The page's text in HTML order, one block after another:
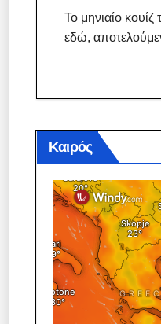
Το μηνιαίο κουίζ
εδώ,
Καιρός